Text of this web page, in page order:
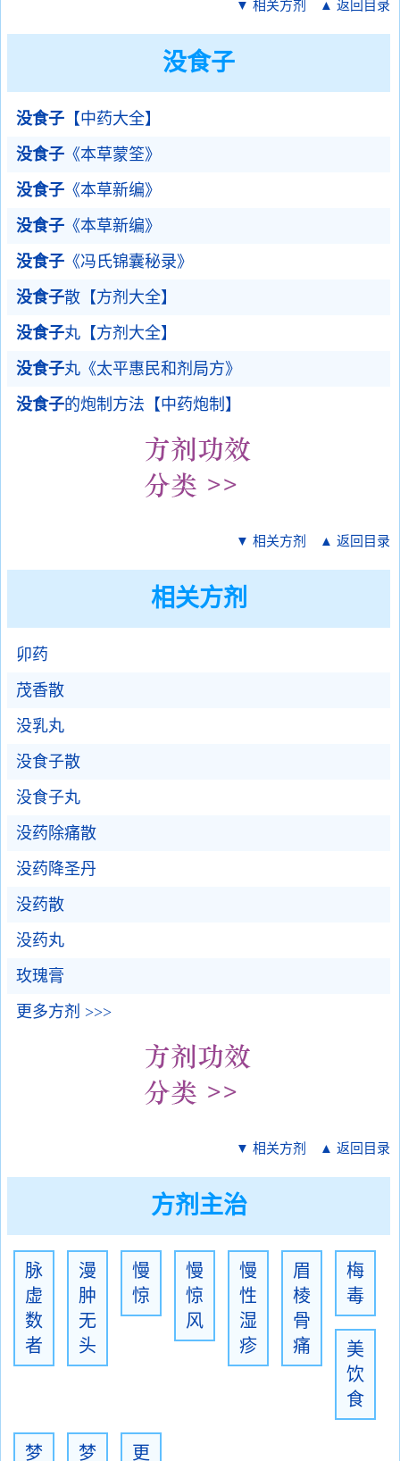
▼ 相关方剂 ▲ 返回目录
没食子
没食子 【中药大全】
没食子 《本草蒙筌》
没食子 《本草新编》
没食子 《本草新编》
没食子 《冯氏锦囊秘录》
没食子散【方剂大全】
没食子丸【方剂大全】
没食子丸《太平惠民和剂局方》
没食子的炮制方法【中药炮制】
▼ 相关方剂 ▲ 返回目录
相关方剂
卯药
茂香散
没乳丸
没食子散
没食子丸
没药除痛散
没药降圣丹
没药散
没药丸
玫瑰膏
更多方剂 >>>
▼ 相关方剂 ▲ 返回目录
方剂主治
脉
虚
数
者
漫
肿
无
头
慢
惊
慢
惊
风
慢
性
湿
疹
眉
棱
骨
痛
梅
毒
美
饮
食
梦
梦
更